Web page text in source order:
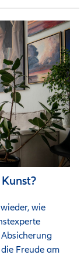
wie
Freude am